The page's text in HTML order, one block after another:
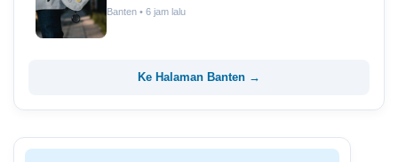
Banten • 6 jam lalu
Ke Halaman Banten →